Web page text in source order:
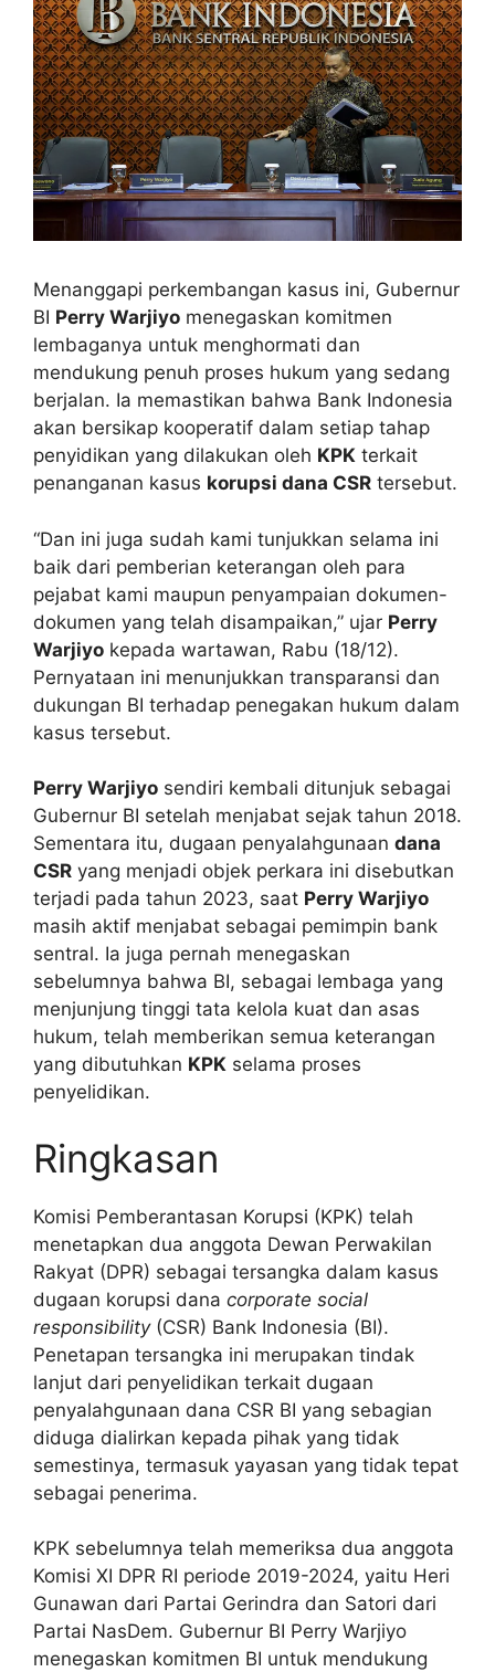
Menanggapi perkembangan kasus ini, Gubernur
BI Perry Warjiyo menegaskan komitmen
lembaganya untuk menghormati dan
mendukung penuh proses hukum yang sedang
berjalan. Ia memastikan bahwa Bank Indonesia
akan bersikap kooperatif dalam setiap tahap
penyidikan yang dilakukan oleh KPK terkait
penanganan kasus korupsi dana CSR tersebut.
“Dan ini juga sudah kami tunjukkan selama ini
baik dari pemberian keterangan oleh para
pejabat kami maupun penyampaian dokumen-
dokumen yang telah disampaikan,” ujar Perry
Warjiyo kepada wartawan, Rabu (18/12).
Pernyataan ini menunjukkan transparansi dan
dukungan BI terhadap penegakan hukum dalam
kasus tersebut.
Perry Warjiyo sendiri kembali ditunjuk sebagai
Gubernur BI setelah menjabat sejak tahun 2018.
Sementara itu, dugaan penyalahgunaan dana
CSR yang menjadi objek perkara ini disebutkan
terjadi pada tahun 2023, saat Perry Warjiyo
masih aktif menjabat sebagai pemimpin bank
sentral. Ia juga pernah menegaskan
sebelumnya bahwa BI, sebagai lembaga yang
menjunjung tinggi tata kelola kuat dan asas
hukum, telah memberikan semua keterangan
yang dibutuhkan KPK selama proses
penyelidikan.
Ringkasan
Komisi Pemberantasan Korupsi (KPK) telah
menetapkan dua anggota Dewan Perwakilan
Rakyat (DPR) sebagai tersangka dalam kasus
dugaan korupsi dana corporate social
responsibility(CSR) Bank Indonesia (BI).
Penetapan tersangka ini merupakan tindak
lanjut dari penyelidikan terkait dugaan
penyalahgunaan dana CSR BI yang sebagian
diduga dialirkan kepada pihak yang tidak
semestinya, termasuk yayasan yang tidak tepat
sebagai penerima.
KPK sebelumnya telah memeriksa dua anggota
Komisi XI DPR RI periode 2019-2024, yaitu Heri
Gunawan dari Partai Gerindra dan Satori dari
Partai NasDem. Gubernur BI Perry Warjiyo
menegaskan komitmen BI untuk mendukung